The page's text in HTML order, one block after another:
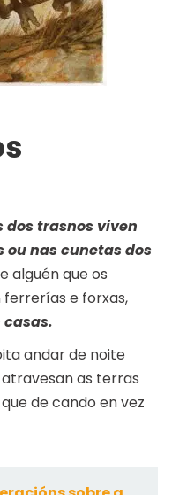
dos trasnos viven
ou nas cunetas dos
alguén que os
ferrerías e forxas,
andar de noite
as terras
de cando en vez